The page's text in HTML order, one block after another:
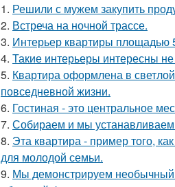
1. Решили с мужем закупить
2. Встреча на ночной трассе.
3. Интерьер квартиры площадью
4. Такие интерьеры интересны
5. Квартира оформлена в
повседневной жизни.
6. Гостиная - это центральное
7. Собираем и мы
8. Эта квартира - пример того,
для молодой семьи.
9. Мы демонстрируем необычный